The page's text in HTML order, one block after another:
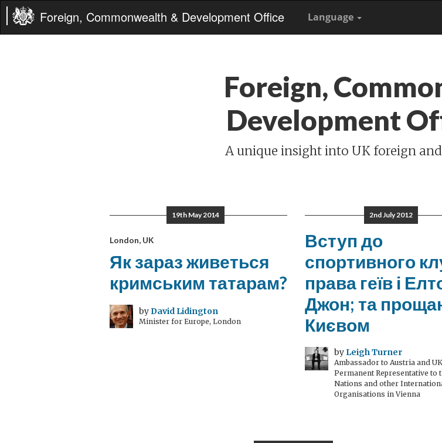
Foreign, Commonwealth & Development Office Language
Foreign,
Development
A unique insight into UK foreign
19th May 2014
London, UK
Як зараз живеться
кримським татарам?
byDavid Lidington
Minister for Europe, London
2nd July 2012
Вступ до
спортивного
права геїв і
Джон; та
Києвом
by Leigh Turner
Ambassador to Austria and UK
Permanent Representative to
Nations and other
Organisations in Vienna